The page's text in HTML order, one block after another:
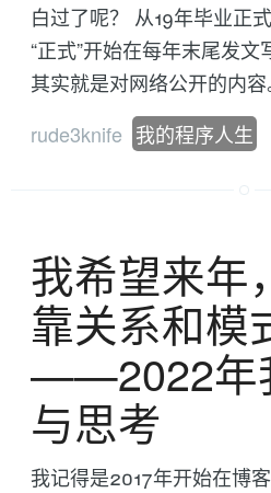
白过了呢？ 从19年毕业正
“正式”开始在每年末尾发文
其实就是对网络公开的内
rude3knife 我的程序人生
我希望来年
靠关系和模
——2022年
与思考
我记得是2017年开始在博